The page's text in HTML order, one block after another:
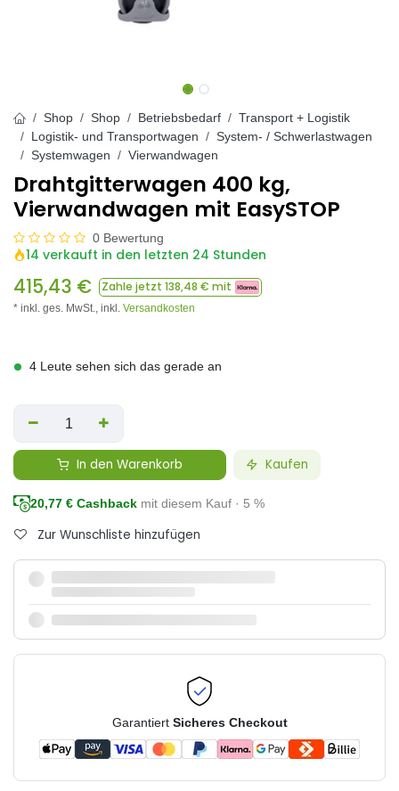
Shop Shop Betriebsbedarf
Transport + Logistik
Logistik- und Transportwagen
System- / Schwerlastwagen
Systemwagen
Vierwandwagen
Drahtgitterwagen 400 kg,
Vierwandwagen mit EasySTOP
0 Bewertung
14 verkauft in den letzten 24 Stunden
415,43 € Zahle jetzt 138,48 € mit
* inkl. ges. MwSt., inkl. Versandkosten
4 Leute sehen sich das gerade an
In den Warenkorb Kaufen
20,77 € Cashback mit diesem Kauf · 5 %
Zur Wunschliste hinzufügen
Garantiert Sicheres Checkout